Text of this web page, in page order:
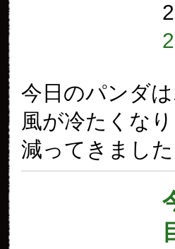
今日のパンダ
風が冷たくな
減ってきまし